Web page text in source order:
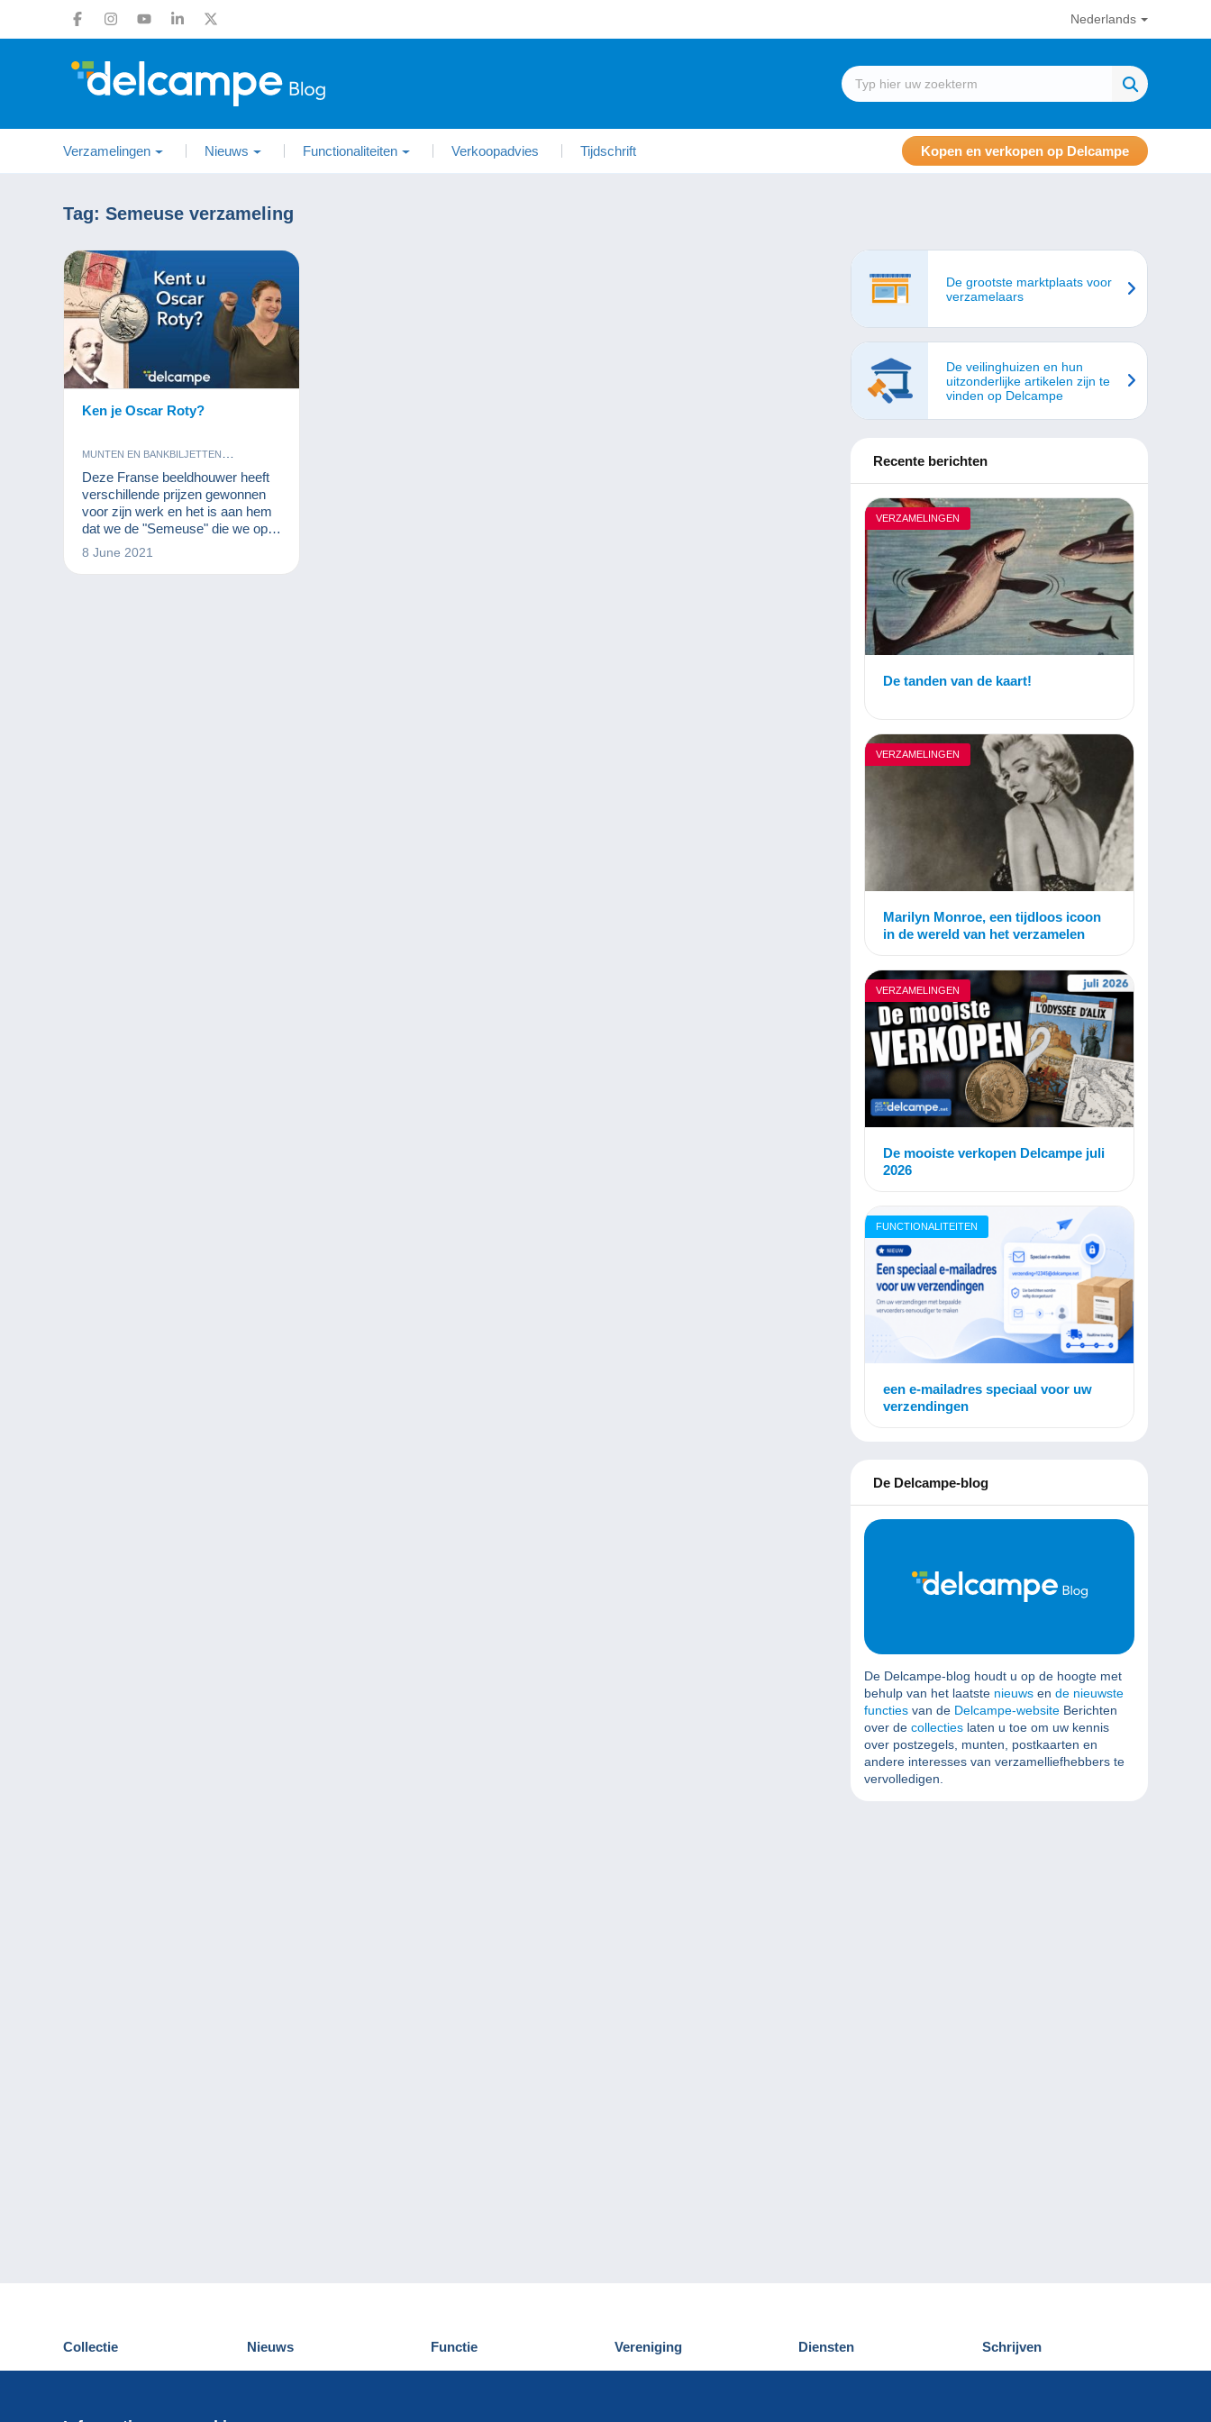
Nederlands
Verzamelingen Nieuws Functionaliteiten Verkoopadvies Tijdschrift Kopen en verkopen op Delcampe
Tag: Semeuse verzameling
Ken je Oscar Roty?
MUNTEN EN BANKBILJETTEN
POSTZEGELS
Deze Franse beeldhouwer heeft
verschillende prijzen gewonnen
voor zijn werk en het is aan hem
dat we de "Semeuse" die we op
de munten en postzegels vonden
8 June 2021
De grootste marktplaats voor
verzamelaars
De veilinghuizen en hun
uitzonderlijke artikelen zijn te
vinden op Delcampe
Recente berichten
VERZAMELINGEN
De tanden van de kaart!
VERZAMELINGEN
Marilyn Monroe, een tijdloos icoon
in de wereld van het verzamelen
VERZAMELINGEN
De mooiste verkopen Delcampe juli
2026
FUNCTIONALITEITEN
een e-mailadres speciaal voor uw
verzendingen
De Delcampe-blog
De Delcampe-blog houdt u op de hoogte met
behulp van het laatste nieuws en de nieuwste
functies van de Delcampe-website Berichten
over de collecties laten u toe om uw kennis
over postzegels, munten, postkaarten en
andere interesses van verzamelliefhebbers te
vervolledigen.
Collectie
Postkaarten
Nieuws
Delcampe Evenementen
Functie
Nieuwigheden
Vereniging
Wie zijn wij
Diensten
Delcampe ontdekken
Schrijven